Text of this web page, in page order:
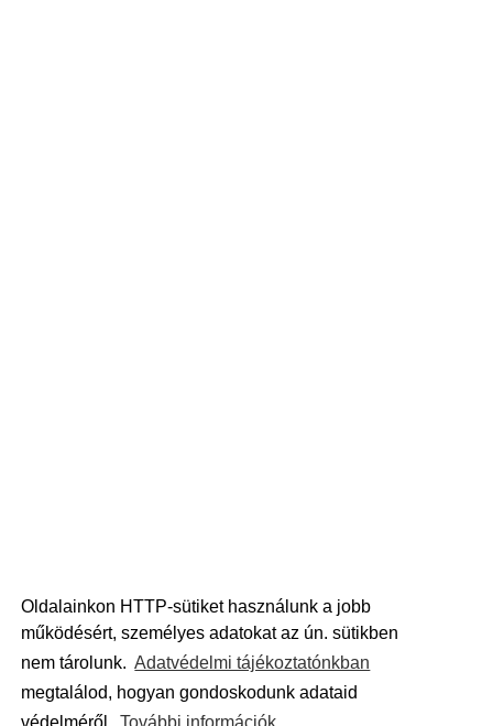
Oldalainkon HTTP-sütiket használunk a jobb
működésért, személyes adatokat az ún. sütikben
nem tárolunk. Adatvédelmi tájékoztatónkban
megtalálod, hogyan gondoskodunk adataid